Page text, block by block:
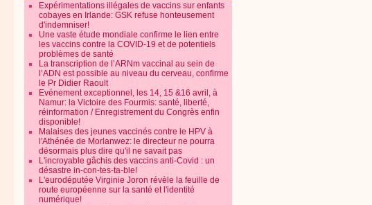
Expérimentations illégales de vaccins sur enfants
cobayes en Irlande: GSK refuse honteusement
d'indemniser!
Une vaste étude mondiale confirme le lien entre
les vaccins contre la COVID-19 et de potentiels
problèmes de santé
La transcription de l’ARNm vaccinal au sein de
l’ADN est possible au niveau du cerveau, confirme
le Pr Didier Raoult
Evénement exceptionnel, les 14, 15 &16 avril, à
Namur: la Victoire des Fourmis: santé, liberté,
réinformation / Enregistrement du Congrès enfin
disponible!
Malaises des jeunes vaccinés contre le HPV à
l'Athénée de Morlanwez: le directeur ne pourra
désormais plus dire qu'il ne savait pas
L'incroyable gâchis des vaccins anti-Covid : un
désastre in-con-tes-ta-ble!
L'eurodéputée Virginie Joron révèle la feuille de
route européenne sur la santé et l'identité
numérique!